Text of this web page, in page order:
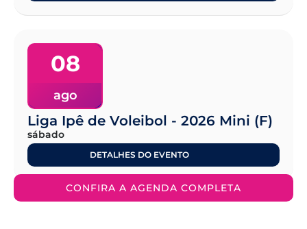
08
ago
Liga Ipê de Voleibol - 2026 Mini (F)
sábado
DETALHES DO EVENTO
CONFIRA A AGENDA COMPLETA